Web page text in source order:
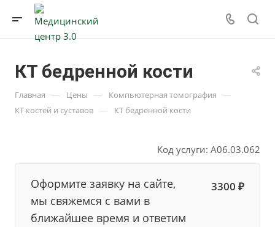
КТ бедренной кости
Главная — Цены — Компьютерная томография —
КТ костей и суставов — КТ бедренной кости
Код услуги: A06.03.062
Оформите заявку на сайте,
мы свяжемся с вами в
ближайшее время и ответим
3300 ₽